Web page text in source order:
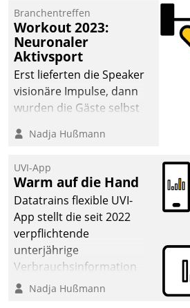
Branchentreffen
Workout 2023:
Neuronaler
Aktivsport
Erst lieferten die Speaker
visionäre Impulse, dann
wurden die Gäste selbst
methodisch
Quartier. Dazwischen
zeigte Datatrain, was es
Neues zu bieten hat.
Nadja Hußmann
UVI-App
Warm auf die Hand
Datatrains flexible UVI-
App stellt die seit 2022
verpflichtende
unterjährige
Verbrauchsinformation
schnell, zuverlässig und
Nadja Hußmann